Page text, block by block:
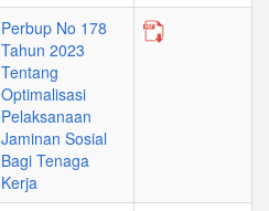
Perbup No 178
Tahun 2023
Tentang
Optimalisasi
Pelaksanaan
Jaminan Sosial
Bagi Tenaga
Kerja